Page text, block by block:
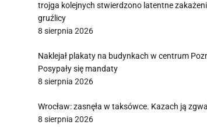
trojga kolejnych stwierdzono latentne
gruźlicy
8 sierpnia 2026
Naklejał plakaty na budynkach w centrum
Posypały się mandaty
8 sierpnia 2026
Wrocław: zasnęła w taksówce. Kazach ją
8 sierpnia 2026